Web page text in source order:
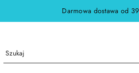
Darmowa dostawa od